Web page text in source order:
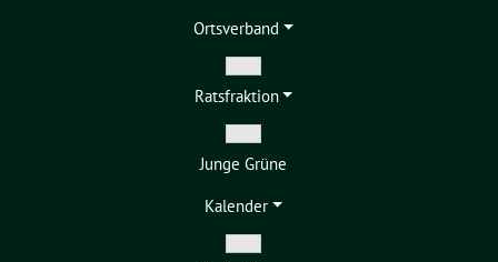
Ortsverband
Zeige
Untermenü
Ratsfraktion
Zeige
Untermenü
Junge Grüne
Kalender
Zeige